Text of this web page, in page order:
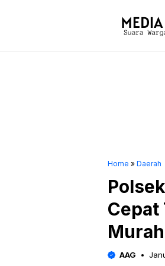
Home » Daerah
Cepat
AAG